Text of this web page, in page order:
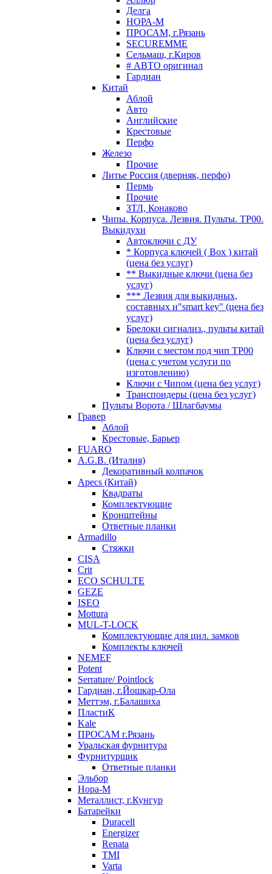
Делга
НОРА-М
ПРОСАМ, г.Рязань
SECUREMME
Сельмаш, г.Киров
# АВТО оригинал
Гардиан
Китай
Аблой
Авто
Английские
Крестовые
Перфо
Железо
Прочие
Литье Россия (дверняк, перфо)
Пермь
Прочие
ЗТЛ, Конаково
Чипы. Корпуса. Лезвия. Пульты. TP00.
Выкидухи
Автоключи с ДУ
* Корпуса ключей ( Box ) китай
(цена без услуг)
** Выкидные ключи (цена без
услуг)
*** Лезвия для выкидных,
составных и"smart key" (цена без
услуг)
Брелоки сигнализ., пульты китай
(цена без услуг)
Ключи с местом под чип TP00
(цена с учетом услуги по
изготовлению)
Ключи с Чипом (цена без услуг)
Транспондеры (цена без услуг)
Пульты Ворота / Шлагбаумы
Гравер
Аблой
Крестовые, Барьер
FUARO
A.G.B. (Италия)
Декоративный колпачок
Apecs (Китай)
Квадраты
Комплектующие
Кронштейны
Ответные планки
Armadillo
Стяжки
CISA
Crit
ECO SCHULTE
GEZE
ISEO
Mottura
MUL-T-LOCK
Комплектующие для цил. замков
Комплекты ключей
NEMEF
Potent
Serrature/ Pointlock
Гардиан, г.Йошкар-Ола
Меттэм, г.Балашиха
ПластиК
Kale
ПРОСАМ г.Рязань
Уральская фурнитура
Фурнитурщик
Ответные планки
Эльбор
Нора-М
Металлист, г.Кунгур
Батарейки
Duracell
Energizer
Renata
TMI
Varta